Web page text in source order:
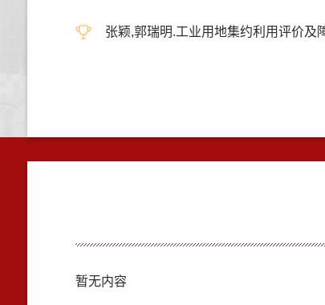
张颖,郭瑞明.工业用地集约利用评价及
暂无内容